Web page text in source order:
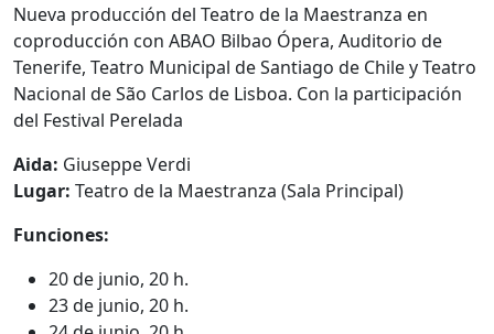
Nueva producción del Teatro de la Maestranza en
coproducción con ABAO Bilbao Ópera, Auditorio de
Tenerife, Teatro Municipal de Santiago de Chile y Teatro
Nacional de São Carlos de Lisboa. Con la participación
del Festival Perelada
Aida: Giuseppe Verdi
Lugar: Teatro de la Maestranza (Sala Principal)
Funciones:
20 de junio, 20 h.
23 de junio, 20 h.